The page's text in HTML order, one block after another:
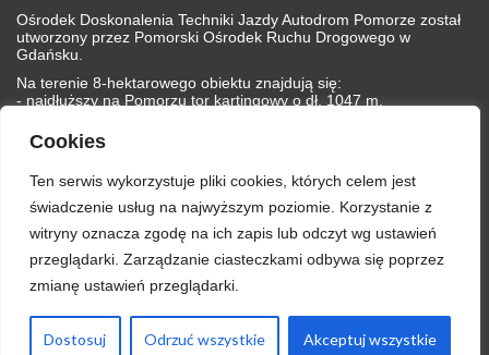
Cookies
Ten serwis wykorzystuje pliki cookies, których celem jest
świadczenie usług na najwyższym poziomie. Korzystanie z
witryny oznacza zgodę na ich zapis lub odczyt wg ustawień
przeglądarki. Zarządzanie ciasteczkami odbywa się poprzez
zmianę ustawień przeglądarki.
Dostosuj Odrzuć wszystkie Akceptuj wszystkie
Ośrodek Doskonalenia Techniki Jazdy Autodrom Pomorze został
utworzony przez Pomorski Ośrodek Ruchu Drogowego w
Gdańsku.
Na terenie 8-hektarowego obiektu znajdują się:
- najdłuższy na Pomorzu tor kartingowy o dł. 1047 m,
- płyty poślizgowe: prostokątna oraz pierścienna,
- plac manewrowy